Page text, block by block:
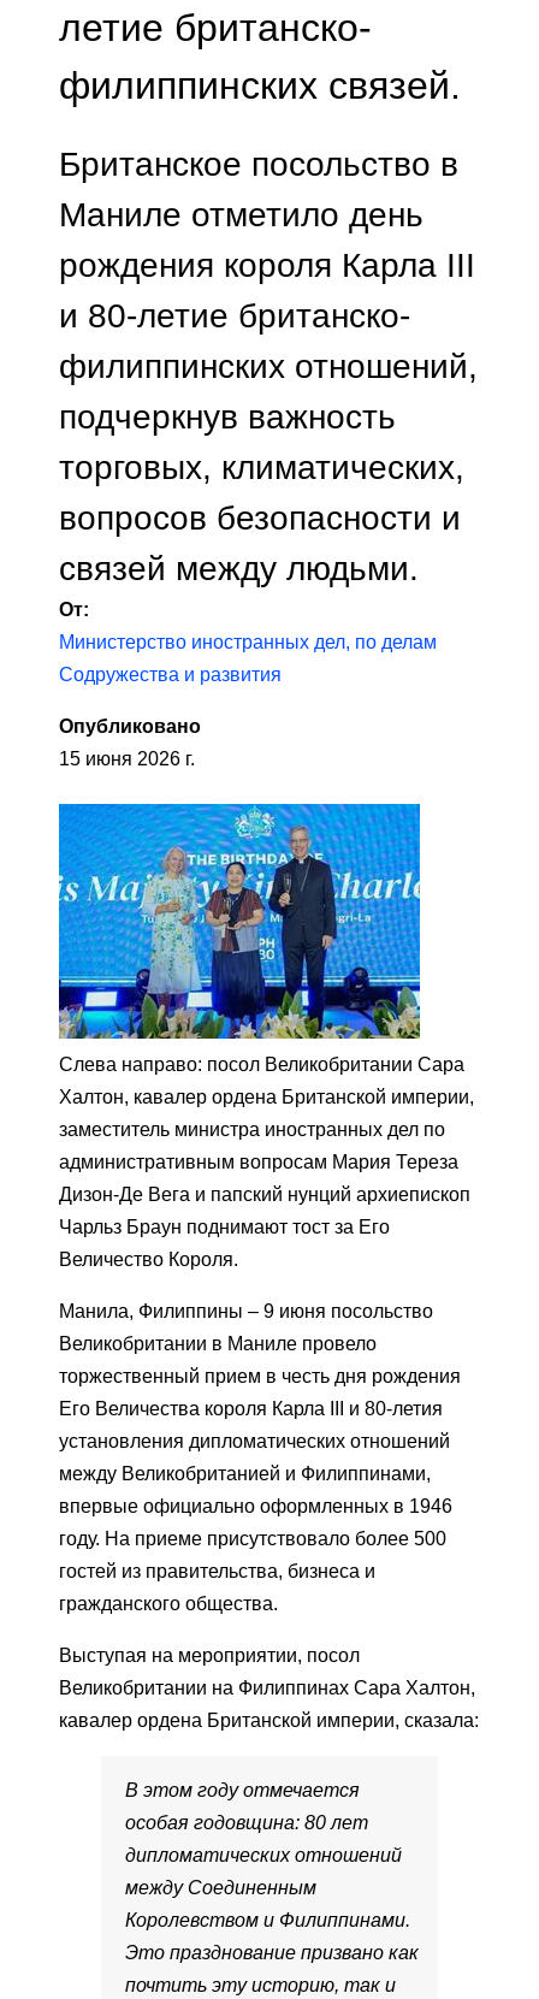
летие британско-
филиппинских связей.
Британское посольство в
Маниле отметило день
рождения короля Карла III
и 80-летие британско-
филиппинских отношений,
подчеркнув важность
торговых, климатических,
вопросов безопасности и
связей между людьми.
От:
Министерство иностранных дел, по делам
Содружества и развития
Опубликовано
15 июня 2026 г.
Слева направо: посол Великобритании Сара
Халтон, кавалер ордена Британской империи,
заместитель министра иностранных дел по
административным вопросам Мария Тереза ​​
Дизон-Де Вега и папский нунций архиепископ
Чарльз Браун поднимают тост за Его
Величество Короля.
Манила, Филиппины – 9 июня посольство
Великобритании в Маниле провело
торжественный прием в честь дня рождения
Его Величества короля Карла III и 80-летия
установления дипломатических отношений
между Великобританией и Филиппинами,
впервые официально оформленных в 1946
году. На приеме присутствовало более 500
гостей из правительства, бизнеса и
гражданского общества.
Выступая на мероприятии, посол
Великобритании на Филиппинах Сара Халтон,
кавалер ордена Британской империи, сказала:
В этом году отмечается
особая годовщина: 80 лет
дипломатических отношений
между Соединенным
Королевством и Филиппинами.
Это празднование призвано как
почтить эту историю, так и